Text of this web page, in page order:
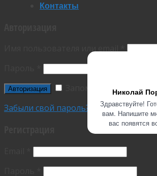
Николай
Здравствуйте!
вам. Напишите
вас появятся
Контакты
Имя пользователя или email*
Запомнить меня
Забыли свой пароль?